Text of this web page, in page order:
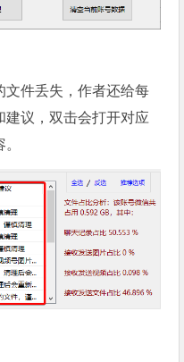
文件丢失，作者还给每
建议，双击会打开对应